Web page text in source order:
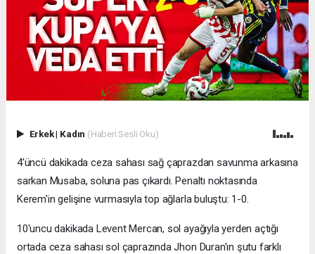
Erkek| Kadın (Haberi Sesli Oku)
4'üncü dakikada ceza sahası sağ çaprazdan savunma arkasına
sarkan Musaba, soluna pas çıkardı. Penaltı noktasında
Kerem'in gelişine vurmasıyla top ağlarla buluştu: 1-0.
10'uncu dakikada Levent Mercan, sol ayağıyla yerden açtığı
ortada ceza sahası sol çaprazında Jhon Duran'ın şutu farklı